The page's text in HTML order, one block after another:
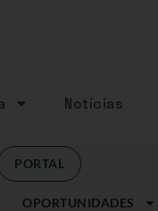
Notícias
PORTAL
OPORTUNIDADES